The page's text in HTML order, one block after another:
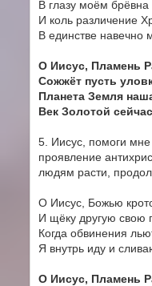
В глазу моём брёвна
И коль различение
В единстве навечно
О Иисус, Пламень
Сожжёт пусть
Планета Земля
Век Золотой
5. Иисус, помоги
проявление
людям расти,
О Иисус, Божью
И щёку другую свою
Когда обвинения
Я внутрь иду и
О Иисус, Пламень